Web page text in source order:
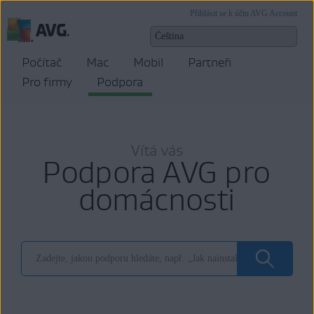
Přihlásit se k účtu AVG Account
Počítač Mac Mobil
Partneři
Pro firmy
Podpora
Vítá vás
Podpora AVG pro
domácnosti